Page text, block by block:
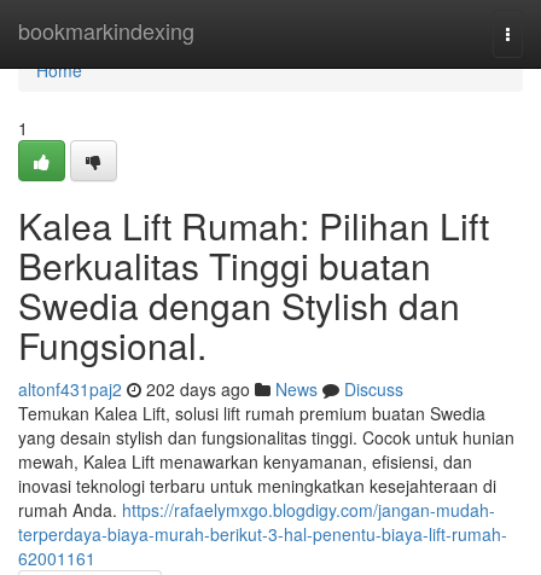
bookmarkindexing
Home
Home
1
Kalea Lift Rumah: Pilihan Lift
Berkualitas Tinggi buatan
Swedia dengan Stylish dan
Fungsional.
altonf431paj2 202 days ago News
Discuss
Temukan Kalea Lift, solusi lift rumah premium buatan Swedia
yang desain stylish dan fungsionalitas tinggi. Cocok untuk hunian
mewah, Kalea Lift menawarkan kenyamanan, efisiensi, dan
inovasi teknologi terbaru untuk meningkatkan kesejahteraan di
rumah Anda. https://rafaelymxgo.blogdigy.com/jangan-mudah-
terperdaya-biaya-murah-berikut-3-hal-penentu-biaya-lift-rumah-
62001161